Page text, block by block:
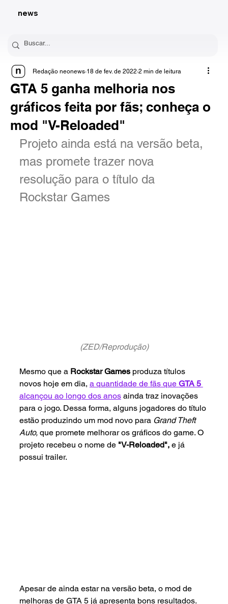
news
GTA 5 ganha melhoria nos
gráficos feita por fãs; conheça o
mod "V-Reloaded"
Redação neonews 18 de fev. de 2022 2 min de leitura
Projeto ainda está na versão beta,
mas promete trazer nova
resolução para o título da
Rockstar Games
(ZED/Reprodução)
Mesmo que a Rockstar Games produza títulos
novos hoje em dia, a quantidade de fãs que GTA 5
alcançou ao longo dos anos ainda traz inovações
para o jogo. Dessa forma, alguns jogadores do título
estão produzindo um mod novo para Grand Theft
Auto, que promete melhorar os gráficos do game. O
projeto recebeu o nome de "V-Reloaded", e já
possui trailer.
Apesar de ainda estar na versão beta, o mod de
melhoras de GTA 5 já apresenta bons resultados.